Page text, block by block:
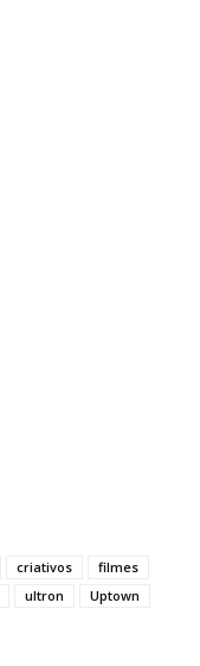
criativos
filmes
ultron
Uptown